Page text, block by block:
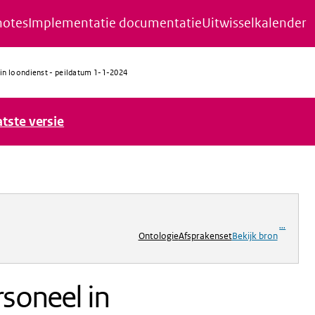
Implementatie documentatieUitwisselkalender
loondienst - peildatum 1-1-2024
versie
OntologieAfsprakensetBekijk bron
...
in